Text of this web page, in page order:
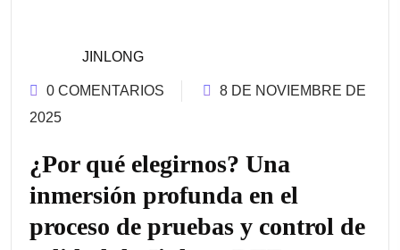
JINLONG
0 COMENTARIOS
8 DE NOVIEMBRE DE
2025
¿Por qué elegirnos? Una
inmersión profunda en el
proceso de pruebas y control de